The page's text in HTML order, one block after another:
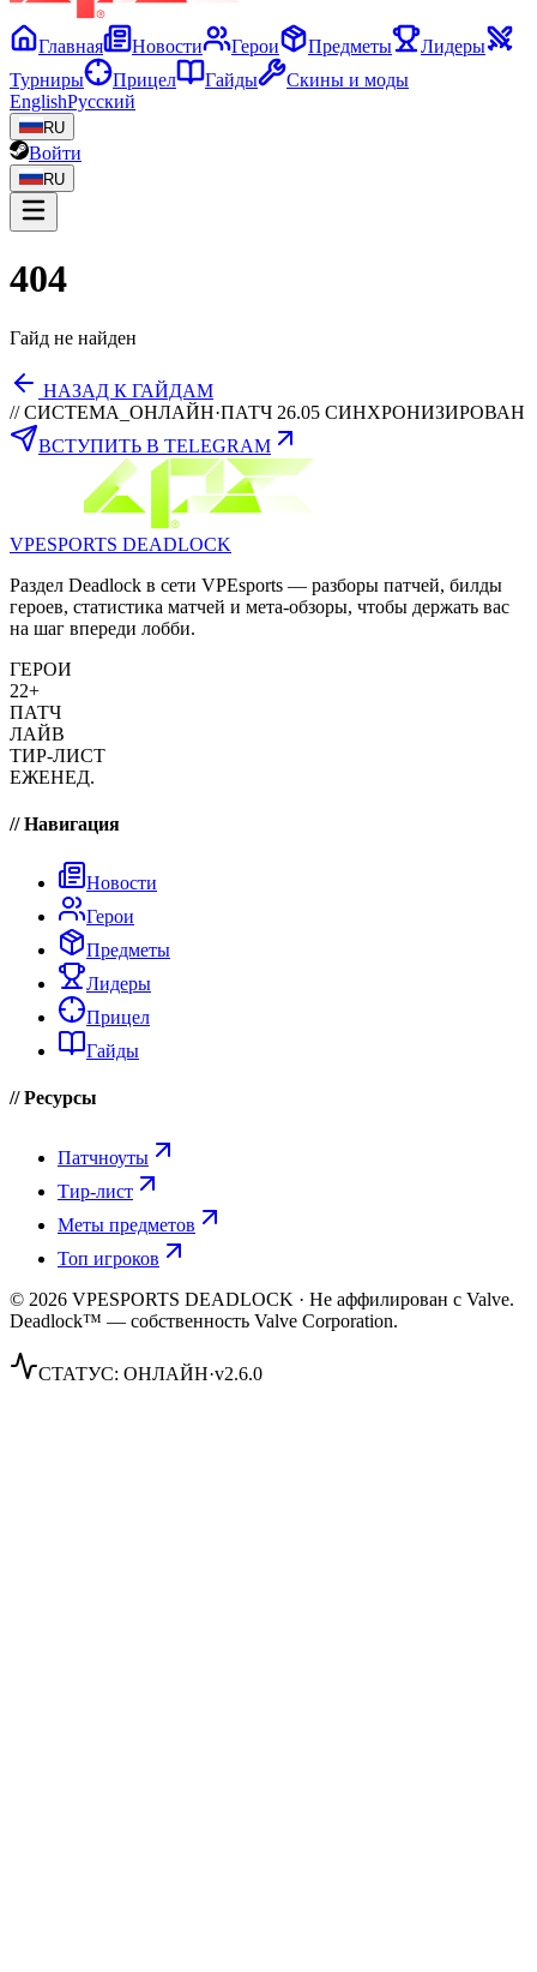
Главная Новости Герои Предметы
Лидеры
Турниры
Прицел Гайды
Скины и моды
EnglishРусский
RU
Войти
RU
404
Гайд не найден
НАЗАД К ГАЙДАМ
// СИСТЕМА_ОНЛАЙН·ПАТЧ 26.05 СИНХРОНИЗИРОВАН
ВСТУПИТЬ В TELEGRAM
VPESPORTS DEADLOCK
Раздел Deadlock в сети VPEsports — разборы патчей, билды
героев, статистика матчей и мета-обзоры, чтобы держать вас
на шаг впереди лобби.
ГЕРОИ
22+
ПАТЧ
ЛАЙВ
ТИР-ЛИСТ
ЕЖЕНЕД.
// Навигация
Новости
Герои
Предметы
Лидеры
Прицел
Гайды
// Ресурсы
Патчноуты
Тир-лист
Меты предметов
Топ игроков
© 2026 VPESPORTS DEADLOCK · Не аффилирован с Valve.
Deadlock™ — собственность Valve Corporation.
СТАТУС: ОНЛАЙН·v2.6.0